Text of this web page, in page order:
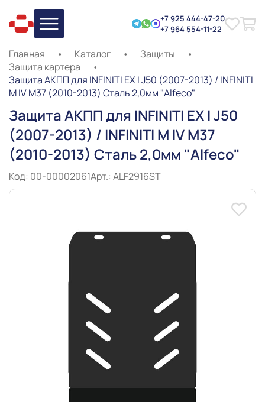
+7 925 444-47-20
+7 964 554-11-22
Главная • Каталог • Защиты
•
Защита картера
•
Защита АКПП для INFINITI EX I J50 (2007-2013) / INFINITI
М IV M37 (2010-2013) Сталь 2,0мм "Alfeco"
Защита АКПП для INFINITI EX I J50
(2007-2013) / INFINITI М IV M37
(2010-2013) Сталь 2,0мм "Alfeco"
Код: 00-00002061Арт.: ALF2916ST